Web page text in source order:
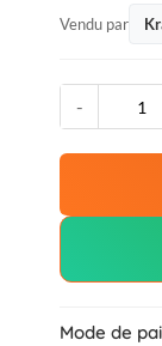
Vendu par
-
Mode de